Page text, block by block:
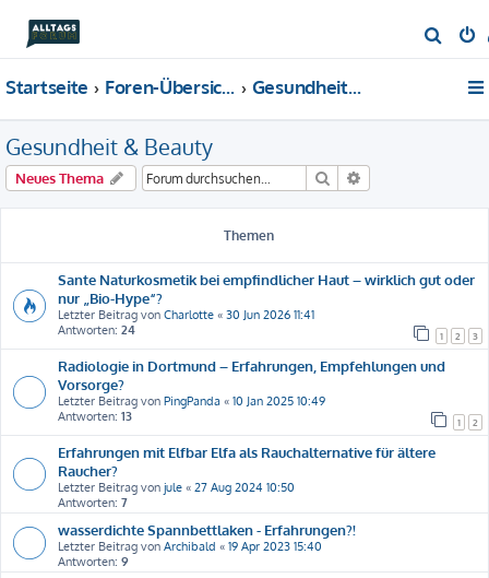
u
Startseite Foren-Übersicht Gesundheit & Beauty
Gesundheit & Beauty
Neues Thema Suche
Themen
Sante Naturkosmetik bei empfindlicher Haut – wirklich gut oder
nur „Bio-Hype“?
Letzter Beitrag von Charlotte « 30 Jun 2026 11:41
Antworten: 24 1 2 3
Radiologie in Dortmund – Erfahrungen, Empfehlungen und
Vorsorge?
Letzter Beitrag von PingPanda « 10 Jan 2025 10:49
Antworten: 13 1 2
Erfahrungen mit Elfbar Elfa als Rauchalternative für ältere
Raucher?
Letzter Beitrag von jule « 27 Aug 2024 10:50
Antworten: 7
wasserdichte Spannbettlaken - Erfahrungen?!
Letzter Beitrag von Archibald « 19 Apr 2023 15:40
Antworten: 9